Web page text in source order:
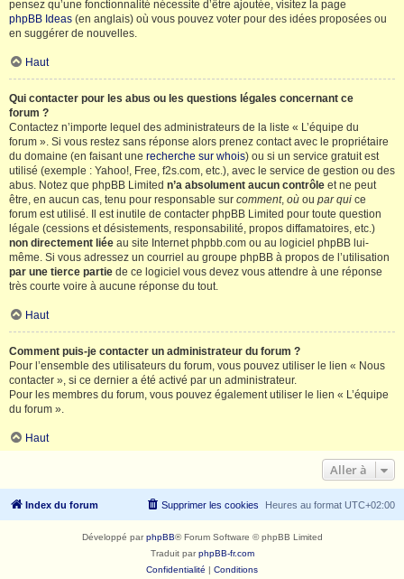
pensez qu’une fonctionnalité nécessite d’être ajoutée, visitez la page
phpBB Ideas (en anglais) où vous pouvez voter pour des idées proposées ou
en suggérer de nouvelles.
Haut
Qui contacter pour les abus ou les questions légales concernant ce
forum ?
Contactez n’importe lequel des administrateurs de la liste « L’équipe du
forum ». Si vous restez sans réponse alors prenez contact avec le propriétaire
du domaine (en faisant une recherche sur whois) ou si un service gratuit est
utilisé (exemple : Yahoo!, Free, f2s.com, etc.), avec le service de gestion ou des
abus. Notez que phpBB Limited n’a absolument aucun contrôle et ne peut
être, en aucun cas, tenu pour responsable sur comment, où ou par qui ce
forum est utilisé. Il est inutile de contacter phpBB Limited pour toute question
légale (cessions et désistements, responsabilité, propos diffamatoires, etc.)
non directement liée au site Internet phpbb.com ou au logiciel phpBB lui-
même. Si vous adressez un courriel au groupe phpBB à propos de l’utilisation
par une tierce partie de ce logiciel vous devez vous attendre à une réponse
très courte voire à aucune réponse du tout.
Haut
Comment puis-je contacter un administrateur du forum ?
Pour l’ensemble des utilisateurs du forum, vous pouvez utiliser le lien « Nous
contacter », si ce dernier a été activé par un administrateur.
Pour les membres du forum, vous pouvez également utiliser le lien « L’équipe
du forum ».
Haut
Aller à
Index du forum Heures au format UTC+02:00
Supprimer les cookies
Développé parphpBB® Forum Software © phpBB Limited
Traduit parphpBB-fr.com
Confidentialité | Conditions